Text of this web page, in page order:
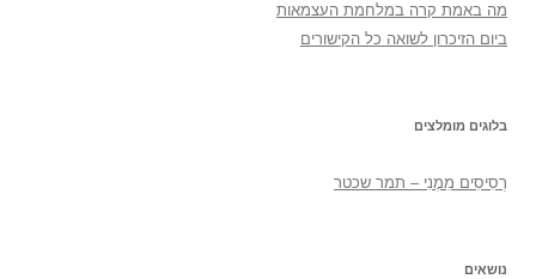
מה באמת קרה במלחמת העצמאות
ביום הזיכרון לשואה כל הקישורים
בלוגים מומלצים
רְסִיסִים מִמֶנִי – תמר שכטר
נושאים